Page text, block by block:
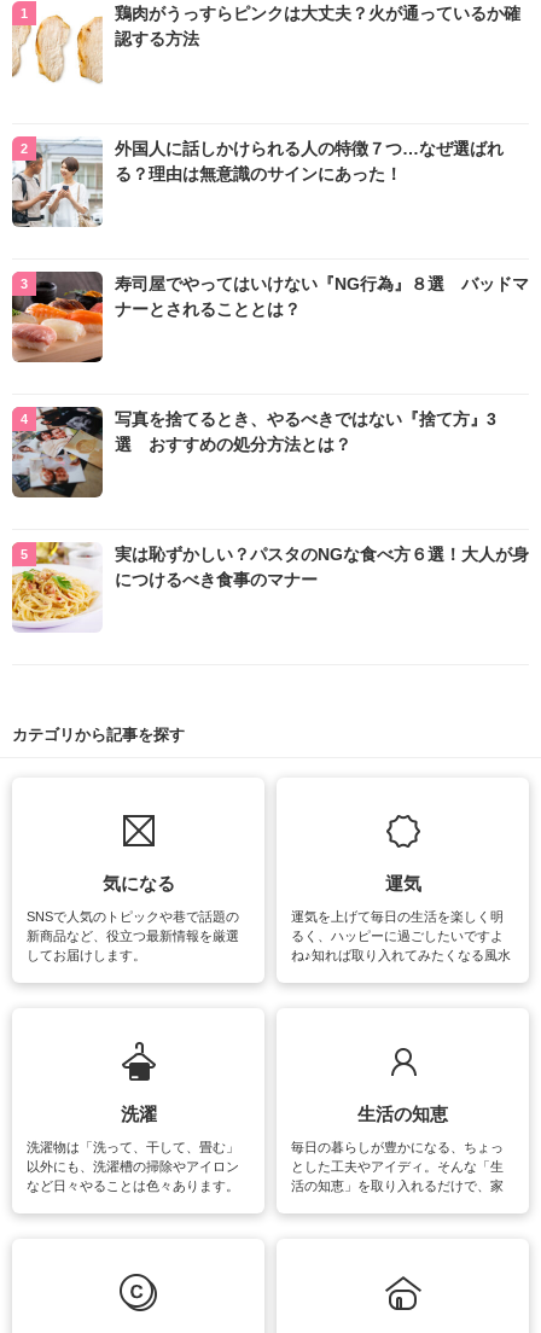
鶏肉がうっすらピンクは大丈夫？火が通っているか確
認する方法
外国人に話しかけられる人の特徴７つ…なぜ選ばれ
る？理由は無意識のサインにあった！
寿司屋でやってはいけない『NG行為』８選 バッドマ
ナーとされることとは？
写真を捨てるとき、やるべきではない『捨て方』3
選 おすすめの処分方法とは？
実は恥ずかしい？パスタのNGな食べ方６選！大人が身
につけるべき食事のマナー
カテゴリから記事を探す
気になる
SNSで人気のトピックや巷で話題の
新商品など、役立つ最新情報を厳選
してお届けします。
運気
運気を上げて毎日の生活を楽しく明
るく、ハッピーに過ごしたいですよ
ね♪知れば取り入れてみたくなる風水
洗濯
洗濯物は「洗って、干して、畳む」
以外にも、洗濯槽の掃除やアイロン
など日々やることは色々あります。
マットなどの大きな洗濯物も、正し
い洗い方をすれば自宅で洗うことが
生活の知恵
毎日の暮らしが豊かになる、ちょっ
とした工夫やアイディ。そんな「生
活の知恵」を取り入れるだけで、家